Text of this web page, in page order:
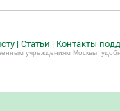
| Статьи | Контакты
учреждениям Москвы,